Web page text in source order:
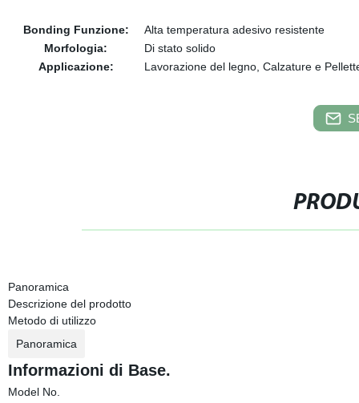
Bonding Funzione:
Alta temperatura adesivo resistente
Morfologia:
Di stato solido
Applicazione:
Lavorazione del legno, Calzature e
Panoramica
Descrizione del prodotto
Metodo di utilizzo
Panoramica
Informazioni di Base.
Model No.